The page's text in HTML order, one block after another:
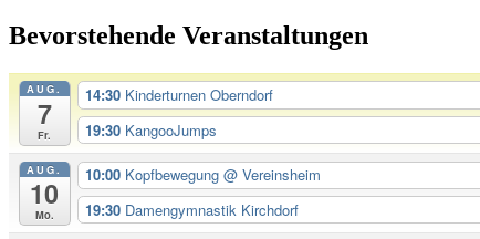
Bevorstehende Veranstaltungen
AUG.
7
Fr.
14:30 Kinderturnen Oberndorf
19:30 KangooJumps
AUG.
10
Mo.
10:00 Kopfbewegung @ Vereinsheim
19:30 Damengymnastik Kirchdorf